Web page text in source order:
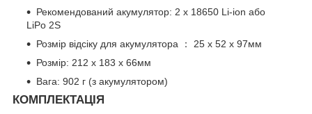
Рекомендований акумулятор: 2 x 18650 Li-ion або
LiPo 2S
Розмір відсіку для акумулятора ： 25 х 52 х 97мм
Розмір: 212 x 183 x 66мм
Вага: 902 г (з акумулятором)
КОМПЛЕКТАЦІЯ